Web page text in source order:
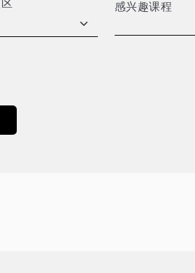
感兴趣课程